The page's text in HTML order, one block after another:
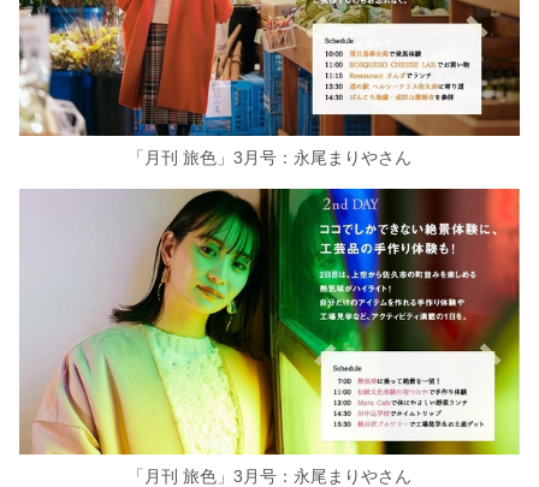
「月刊 旅色」3月号：永尾まりやさん
「月刊 旅色」3月号：永尾まりやさん